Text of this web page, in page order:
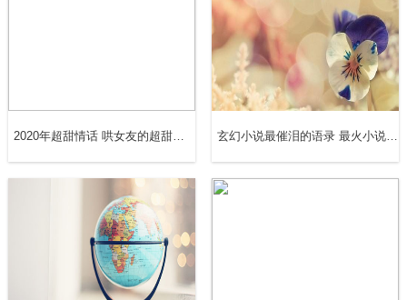
19.我只是喜欢你，我没有恶意。
20.一见钟情，不是看了一眼就喜欢上了你。而是在看了一
眼之后，就再也没有忘记过你。
21.一直忘了告诉你，我有多幸运，遇见的是你。想有一天
挽着你的手，去敬各位来宾的酒。
22.有人说爱情不需要面子，喜欢就追，分开就挽回，但这
句话只适用于相爱的两个人。
2020年超甜情话 哄女友的超甜情话留言 玄幻小说最催泪的语录 最火小说语录摘抄经典